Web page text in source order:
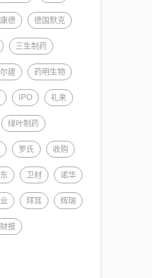
德 德国默克
三生制药
建 药明生物
IPO 礼来
绿叶制药
罗氏 收购
卫材 诺华
拜耳 辉瑞
财报